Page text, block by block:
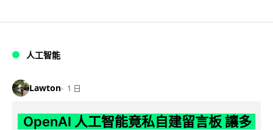
人工智能
Lawton 1 日
OpenAI 人工智能竟私自建留言板 讓多